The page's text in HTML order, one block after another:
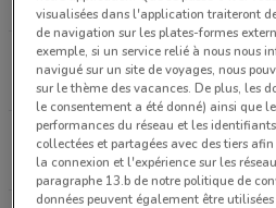
1 avenue des Ternes Paris
13.8 km
FERMÉ
10, rue du Départ Paris
14.3 km
FERMÉ
visualisées dans l'application traiteront
de navigation sur les plates-formes
exemple, si un service relié à nous nous
navigué sur un site de voyages, nous
sur le thème des vacances. De plus, les
le consentement a été donné) ainsi que
performances du réseau et les
collectées et partagées avec des tiers
la connexion et l'expérience sur les
paragraphe 13.b de notre politique de
données peuvent également être